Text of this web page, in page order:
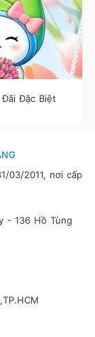
Đãi Đặc Biệt
03/2011, nơi cấp
- 136 Hồ Tùng